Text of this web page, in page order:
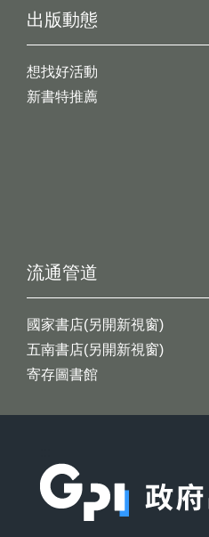
出版動態
想找好活動
新書特推薦
流通管道
國家書店(另開新視窗)
五南書店(另開新視窗)
寄存圖書館